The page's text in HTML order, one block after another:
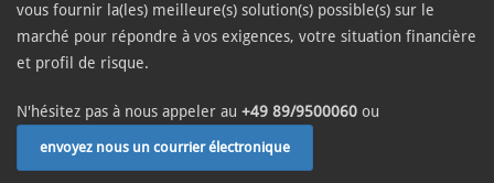
vous fournir la(les) meilleure(s) solution(s) possible(s) sur le
marché pour répondre à vos exigences, votre situation financière
et profil de risque.
N'hésitez pas à nous appeler au +49 89/9500060 ou
envoyez nous un courrier électronique